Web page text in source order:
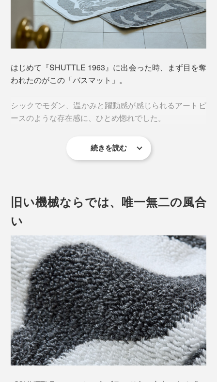
はじめて『SHUTTLE 1963』に出会った時、まず目を奪
われたのがこの「バスマット」。
シックでモダン、温かみと躍動感が感じられるアートピ
ースのような存在感に、ひとめ惚れでした。
モチーフを描いたのは、イラストレーターのnorahi（ノ
続きを読む
旧い機械ならでは、唯一無二の風合
い